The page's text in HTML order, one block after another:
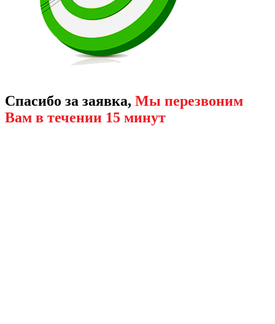
Спасибо за заявка, Мы перезвоним
Вам в течении 15 минут